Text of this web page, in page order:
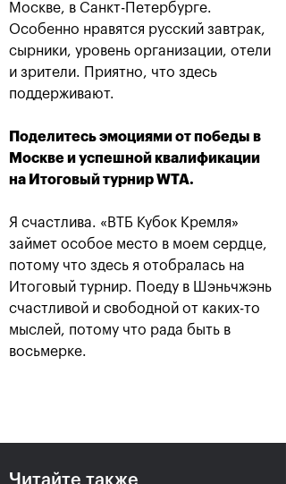
На «ВТБ Кубок Кремля 2019»
«Президентского центра Б.
Н. Ельцина»
19 октября, 20:45
Москве, в Санкт-Петербурге.
Особенно нравятся русский завтрак,
сырники, уровень организации, отели
и зрители. Приятно, что здесь
поддерживают.
Поделитесь эмоциями от победы в
Москве и успешной квалификации
на Итоговый турнир WTA.
Я счастлива. «ВТБ Кубок Кремля»
займет особое место в моем сердце,
потому что здесь я отобралась на
Итоговый турнир. Поеду в Шэньчжэнь
счастливой и свободной от каких-то
мыслей, потому что рада быть в
восьмерке.
Читайте также